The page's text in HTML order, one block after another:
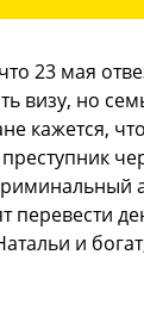
23 мая
визу, но
кажется,
и